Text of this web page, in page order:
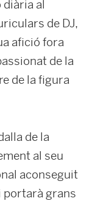
al
de DJ,
afició fora
de la
de la figura
de la
al seu
aconseguit
portarà grans